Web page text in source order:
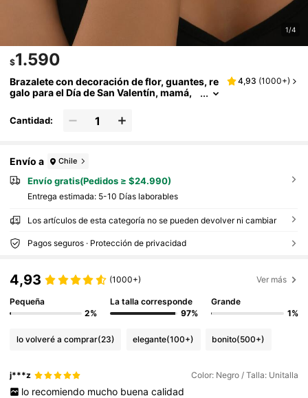
1/4
$1.590
Brazalete con decoración de flor, guantes, re
galo para el Día de San Valentín, mamá,
4,93 (1000+)
Cantidad:
Envío a Chile
Envío gratis(Pedidos ≥ $24.990)
Entrega estimada: 5-10 Días laborables
Los artículos de esta categoría no se pueden devolver ni cambiar
Pagos seguros · Protección de privacidad
4,93 (1000+) Ver más
Pequeña
2%
La talla corresponde
97%
Grande
1%
lo volveré a comprar(23) elegante(100+) bonito(500+)
j***z Color: Negro / Talla: Unitalla
lo recomiendo mucho buena calidad